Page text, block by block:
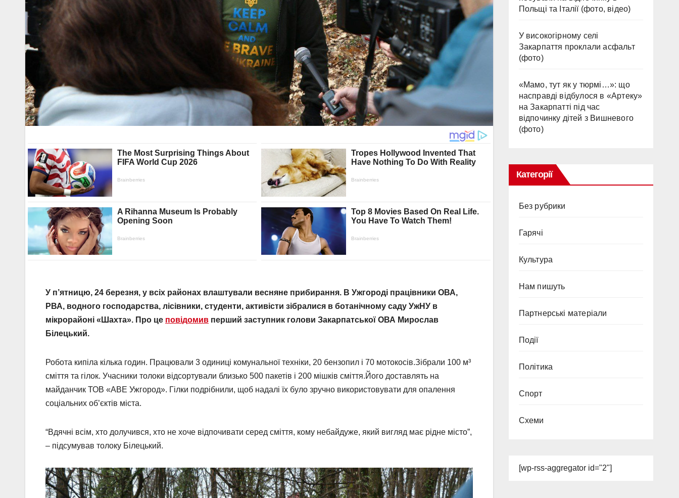
У п’ятницю, 24 березня, у всіх районах влаштували весняне прибирання. В Ужгороді працівники ОВА,
РВА, водного господарства, лісівники, студенти, активісти зібралися в ботанічному саду УжНУ в
мікрорайоні «Шахта». Про це повідомив перший заступник голови Закарпатської ОВА Мирослав
Білецький.
Робота кипіла кілька годин. Працювали 3 одиниці комунальної техніки, 20 бензопил і 70 мотокосів.Зібрали 100 м³
сміття та гілок. Учасники толоки відсортували близько 500 пакетів і 200 мішків сміття.Його доставлять на
майданчик ТОВ «АВЕ Ужгород». Гілки подрібнили, щоб надалі їх було зручно використовувати для опалення
соціальних об’єктів міста.
“Вдячні всім, хто долучився, хто не хоче відпочивати серед сміття, кому небайдуже, який вигляд має рідне місто”,
– підсумував толоку Білецький.
Польщі та Італії (фото, відео)
У високогірному селі
Закарпаття проклали асфальт
(фото)
«Мамо, тут як у тюрмі…»: що
насправді відбулося в «Артеку»
на Закарпатті під час
відпочинку дітей з Вишневого
(фото)
Категорії
Без рубрики
Гарячi
Культура
Нам пишуть
Партнерські матеріали
Події
Політика
Спорт
Схеми
[wp-rss-aggregator id="2"]